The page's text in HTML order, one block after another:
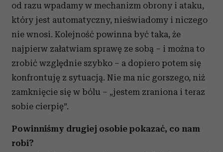
od razu wpadamy w mechanizm obrony i ataku,
który jest automatyczny, nieświadomy i niczego
nie wnosi. Kolejność powinna być taka, że
najpierw załatwiam sprawę ze sobą – i można to
zrobić względnie szybko – a dopiero potem się
konfrontuję z sytuacją. Nie ma nic gorszego, niż
zamknięcie się w bólu – „jestem zraniona i teraz
sobie cierpię”.
Powinniśmy drugiej osobie pokazać, co nam
robi?